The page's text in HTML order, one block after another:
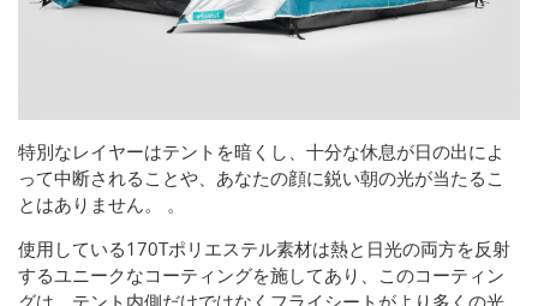
特別なレイヤーはテントを暗くし、十分な休息が日の出によ
って中断されることや、あなたの顔に鋭い朝の光が当たるこ
とはありません。 。
使用している170Tポリエステル素材は熱と日光の両方を反射
するユニークなコーティングを施してあり、このコーティン
グは、テント内側だけではなくフライシートがより多くの光